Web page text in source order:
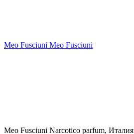
Meo Fusciuni Meo Fusciuni
Meo Fusciuni Narcotico parfum, Италия